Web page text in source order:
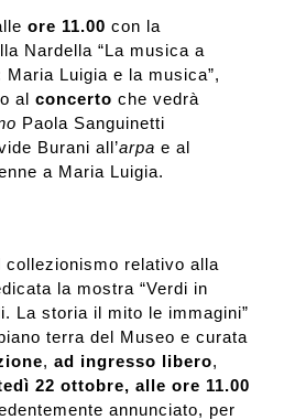
ore 11.00 con la
Nardella “La musica a
Luigia e la musica”,
al concerto che vedrà
Paola Sanguinetti
Burani all’arpa e al
a Maria Luigia.
collezionismo relativo alla
la mostra “Verdi in
La storia il mito le immagini”
terra del Museo e curata
, ad ingresso libero,
22 ottobre, alle ore 11.00
annunciato, per